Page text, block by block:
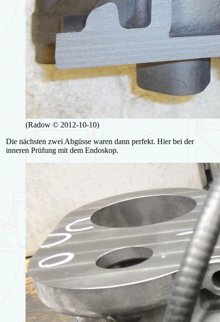
(Radow © 2012-10-10)
Die nächsten zwei Abgüsse waren dann perfekt. Hier bei der
inneren Prüfung mit dem Endoskop.